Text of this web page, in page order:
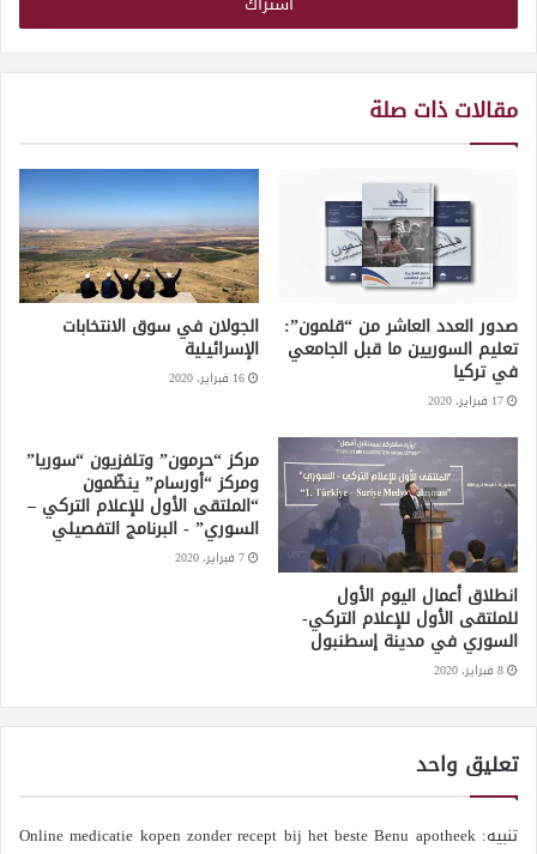
مقالات ذات صلة
صدور العدد العاشر من “قلمون”:
تعليم السوريين ما قبل الجامعي
في تركيا
17 فبراير، 2020
الجولان في سوق الانتخابات
الإسرائيلية
16 فبراير، 2020
انطلاق أعمال اليوم الأول
للملتقى الأول للإعلام التركي-
السوري في مدينة إسطنبول
8 فبراير، 2020
مركز “حرمون” وتلفزيون “سوريا”
ومركز “أورسام” ينظّمون
“الملتقى الأول للإعلام التركي –
السوري” - البرنامج التفصيلي
7 فبراير، 2020
تعليق واحد
تنبيه:Online medicatie kopen zonder recept bij het beste Benu apotheek